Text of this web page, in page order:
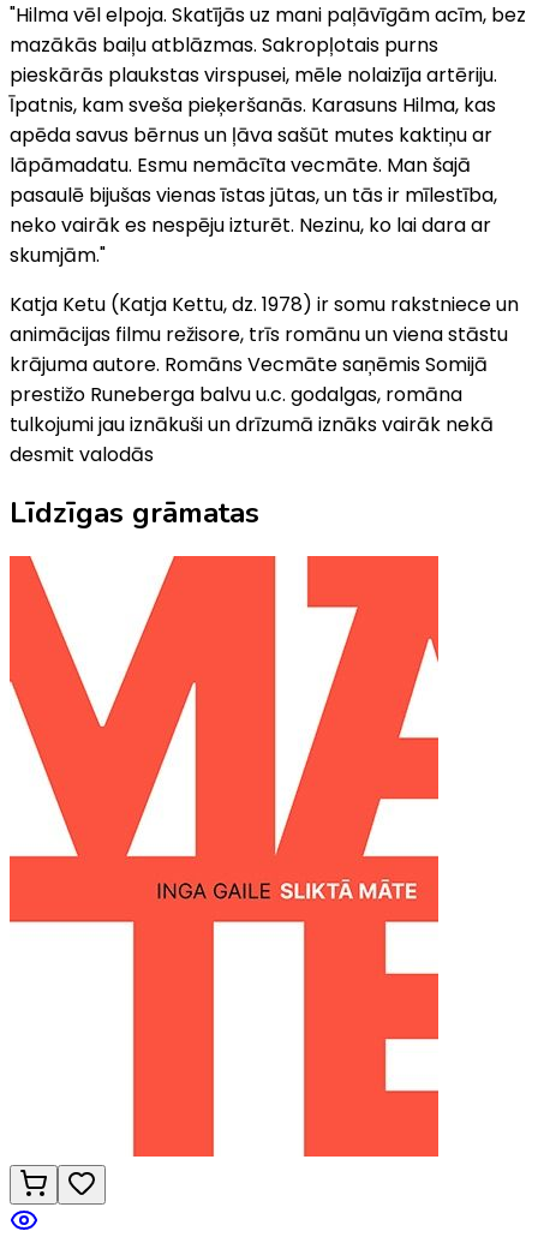
"Hilma vēl elpoja. Skatījās uz mani paļāvīgām acīm, bez
mazākās baiļu atblāzmas. Sakropļotais purns
pieskārās plaukstas virspusei, mēle nolaizīja artēriju.
Īpatnis, kam sveša pieķeršanās. Karasuns Hilma, kas
apēda savus bērnus un ļāva sašūt mutes kaktiņu ar
lāpāmadatu. Esmu nemācīta vecmāte. Man šajā
pasaulē bijušas vienas īstas jūtas, un tās ir mīlestība,
neko vairāk es nespēju izturēt. Nezinu, ko lai dara ar
skumjām."
Katja Ketu (Katja Kettu, dz. 1978) ir somu rakstniece un
animācijas filmu režisore, trīs romānu un viena stāstu
krājuma autore. Romāns Vecmāte saņēmis Somijā
prestižo Runeberga balvu u.c. godalgas, romāna
tulkojumi jau iznākuši un drīzumā iznāks vairāk nekā
desmit valodās
Līdzīgas grāmatas